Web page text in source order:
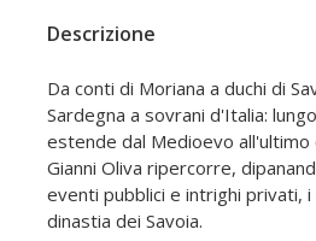
Descrizione
Da conti di Moriana a duchi di
Sardegna a sovrani d'Italia:
estende dal Medioevo
Gianni Oliva ripercorre,
eventi pubblici e intrighi privati,
dinastia dei Savoia.